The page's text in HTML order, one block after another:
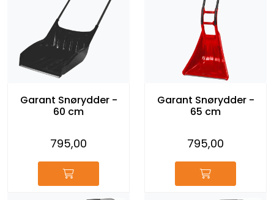
Garant Snørydder -
60 cm
795,00
Garant Snørydder -
65 cm
795,00
Tilbehør
Reservedeler
Motorsag